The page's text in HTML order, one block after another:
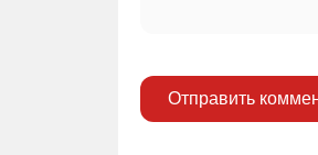
Отправить